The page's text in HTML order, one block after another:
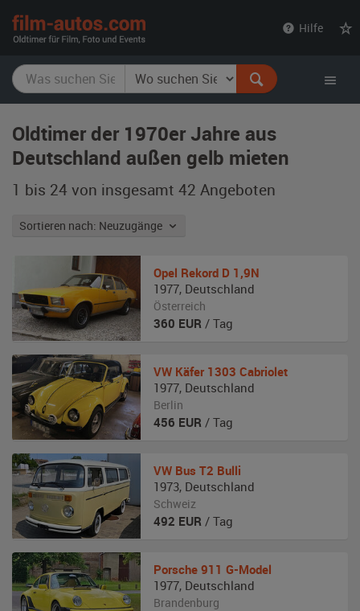
Hilfe
Oldtimer der 1970er Jahre aus
Deutschland außen gelb mieten
1 bis 24 von insgesamt 42 Angeboten
Sortieren nach: Neuzugänge
Opel Rekord D 1,9N
1977, Deutschland
Österreich
360 EUR / Tag
VW Käfer 1303 Cabriolet
1977, Deutschland
Berlin
456 EUR / Tag
VW Bus T2 Bulli
1973, Deutschland
Schweiz
492 EUR / Tag
Porsche 911 G-Model
1977, Deutschland
Brandenburg